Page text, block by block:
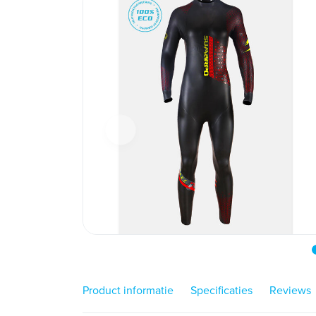
Product informatie Specificaties Reviews